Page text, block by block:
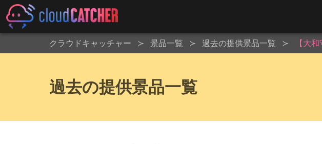
クラウドキャッチャー 景品一覧 過去の提供景品一覧 【大
過去の提供景品一覧